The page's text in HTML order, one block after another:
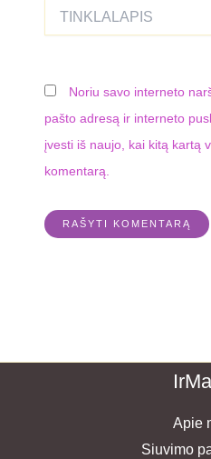
Noriu savo interneto
pašto adresą ir interneto
įvesti iš naujo, kai kitą kartą
komentarą.
Apie
Siuvimo